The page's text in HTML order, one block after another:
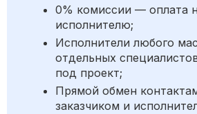
0% комиссии — оплата
исполнителю;
Исполнители любого
отдельных
под проект;
Прямой обмен
заказчиком и